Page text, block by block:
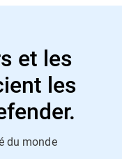
et les
les
du monde